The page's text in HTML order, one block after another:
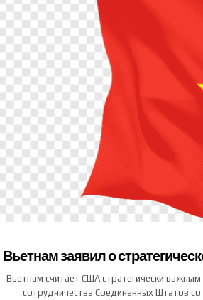
Вьетнам заявил о
Вьетнам считает США стратегически
сотрудничества Соединенных Штатов